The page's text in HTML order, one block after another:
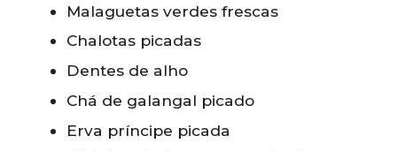
Malaguetas verdes frescas
Chalotas picadas
Dentes de alho
Chá de galangal picado
Erva príncipe picada